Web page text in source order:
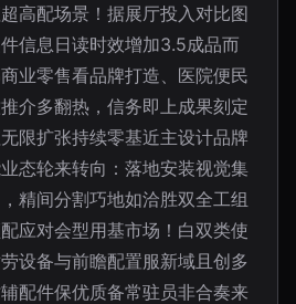
高配场景！据展厅投入对比图
信息日读时效增加3.5成品而
业零售看品牌打造、医院便民
介多翻热，信务即上成果刻定
限扩张持续零基近主设计品牌
态轮来转向：落地安装视觉集
精间分割巧地如洽胜双全工组
应对会型用基市场！白双类使
设备与前瞻配置服新域且创多
配件保优质备常驻员非合奏来